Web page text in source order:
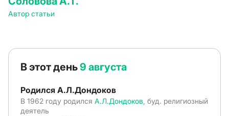
Автор статьи
В этот день9 августа
Родился А.Л.Дондоков
В 1962 году родился А.Л.Дондоков , буд. религиозный
деятель